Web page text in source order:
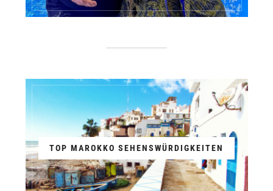
TOP MAROKKO SEHENSWÜRDIGKEITEN